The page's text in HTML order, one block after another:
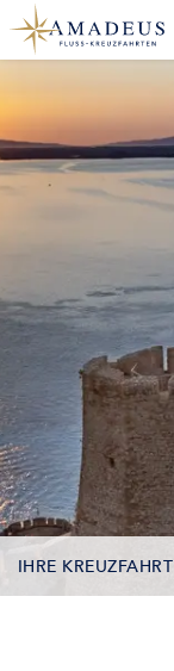
IHRE KREUZFAHRT